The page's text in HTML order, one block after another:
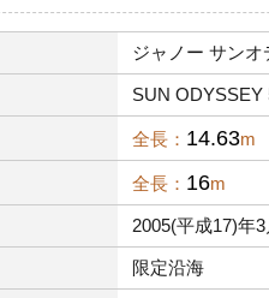
ジャノー サンオ
SUN ODYSSEY
全長： 14.63m
全長： 16m
2005(平成17)年3
限定沿海